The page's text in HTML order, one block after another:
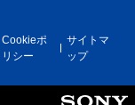
Cookieポ
リシー
サイトマ
ップ